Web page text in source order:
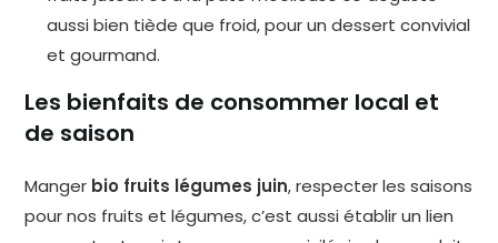
aussi bien tiède que froid, pour un dessert convivial
et gourmand.
Les bienfaits de consommer local et
de saison
Manger bio fruits légumes juin, respecter les saisons
pour nos fruits et légumes, c’est aussi établir un lien